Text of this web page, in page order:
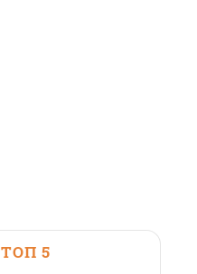
ТОП 5